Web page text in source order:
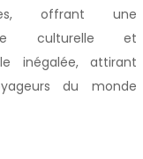
offrant une
culturelle et
inégalée, attirant
du monde